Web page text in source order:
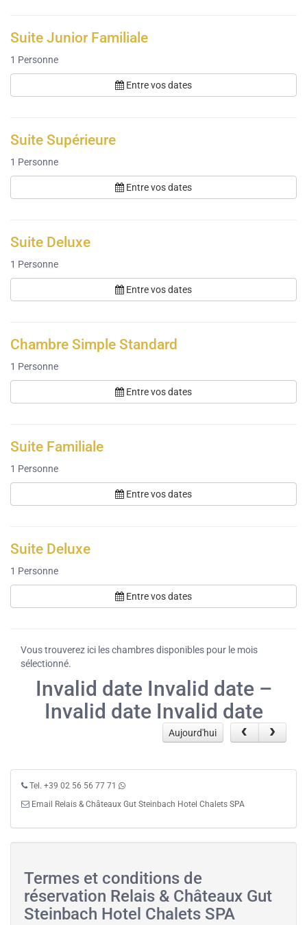
Suite Junior Familiale
1 Personne
Entre vos dates
Suite Supérieure
1 Personne
Entre vos dates
Suite Deluxe
1 Personne
Entre vos dates
Chambre Simple Standard
1 Personne
Entre vos dates
Suite Familiale
1 Personne
Entre vos dates
Suite Deluxe
1 Personne
Entre vos dates
Vous trouverez ici les chambres disponibles pour le mois
sélectionné.
Invalid date Invalid date –
Invalid date Invalid date
Aujourd'hui
Tel. +39 02 56 56 77 71
Email Relais & Châteaux Gut Steinbach Hotel Chalets SPA
Termes et conditions de
réservation Relais & Châteaux Gut
Steinbach Hotel Chalets SPA